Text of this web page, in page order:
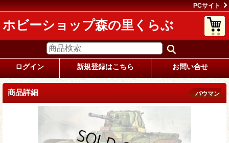
PCサイト
ホビーショップ森の里くらぶ
ログイン 新規登録はこちら お問い合せ
商品詳細 バウマン